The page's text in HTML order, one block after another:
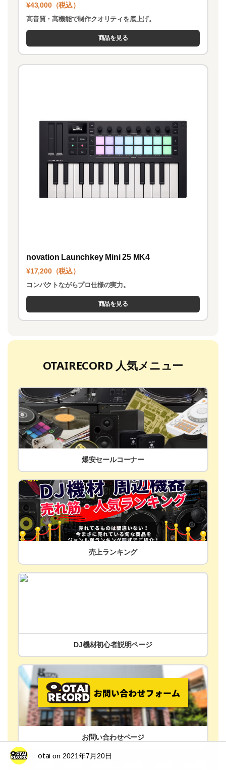
¥43,000（税込）
高音質・高機能で制作クオリティを底上げ。
商品を見る
novation Launchkey Mini 25 MK4
¥17,200（税込）
コンパクトながらプロ仕様の実力。
商品を見る
OTAIRECORD 人気メニュー
爆安セールコーナー
売上ランキング
DJ機材初心者説明ページ
お問い合わせページ
otai on 2021年7月20日